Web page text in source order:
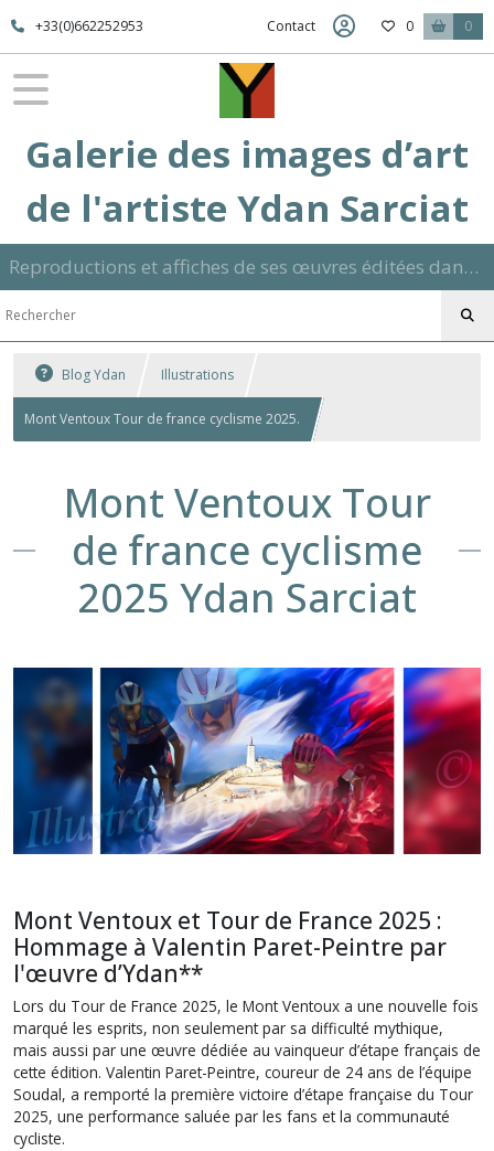
+33(0)662252953 Contact 0 0
Galerie des images d’art
de l'artiste Ydan Sarciat
Reproductions et affiches de ses œuvres éditées dans son atelier sur papier ou toile dans différents formats et signées manuscrite
Blog Ydan Illustrations
Mont Ventoux Tour de france cyclisme 2025.
Mont Ventoux Tour
de france cyclisme
2025 Ydan Sarciat
Mont Ventoux et Tour de France 2025 :
Hommage à Valentin Paret-Peintre par
l'œuvre d’Ydan**
Lors du Tour de France 2025, le Mont Ventoux a une nouvelle fois
marqué les esprits, non seulement par sa difficulté mythique,
mais aussi par une œuvre dédiée au vainqueur d’étape français de
cette édition. Valentin Paret-Peintre, coureur de 24 ans de l’équipe
Soudal, a remporté la première victoire d’étape française du Tour
2025, une performance saluée par les fans et la communauté
cycliste.